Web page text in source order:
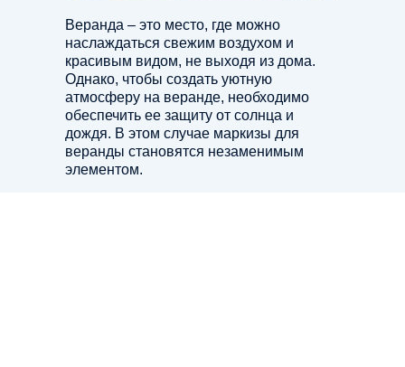
Веранда – это место, где можно
наслаждаться свежим воздухом и
красивым видом, не выходя из дома.
Однако, чтобы создать уютную
атмосферу на веранде, необходимо
обеспечить ее защиту от солнца и
дождя. В этом случае маркизы для
веранды становятся незаменимым
элементом.